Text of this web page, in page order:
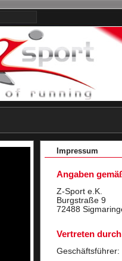
Impressum
Angaben
Z-Sport e.K.
Burgstraße 9
72488
Vertreten